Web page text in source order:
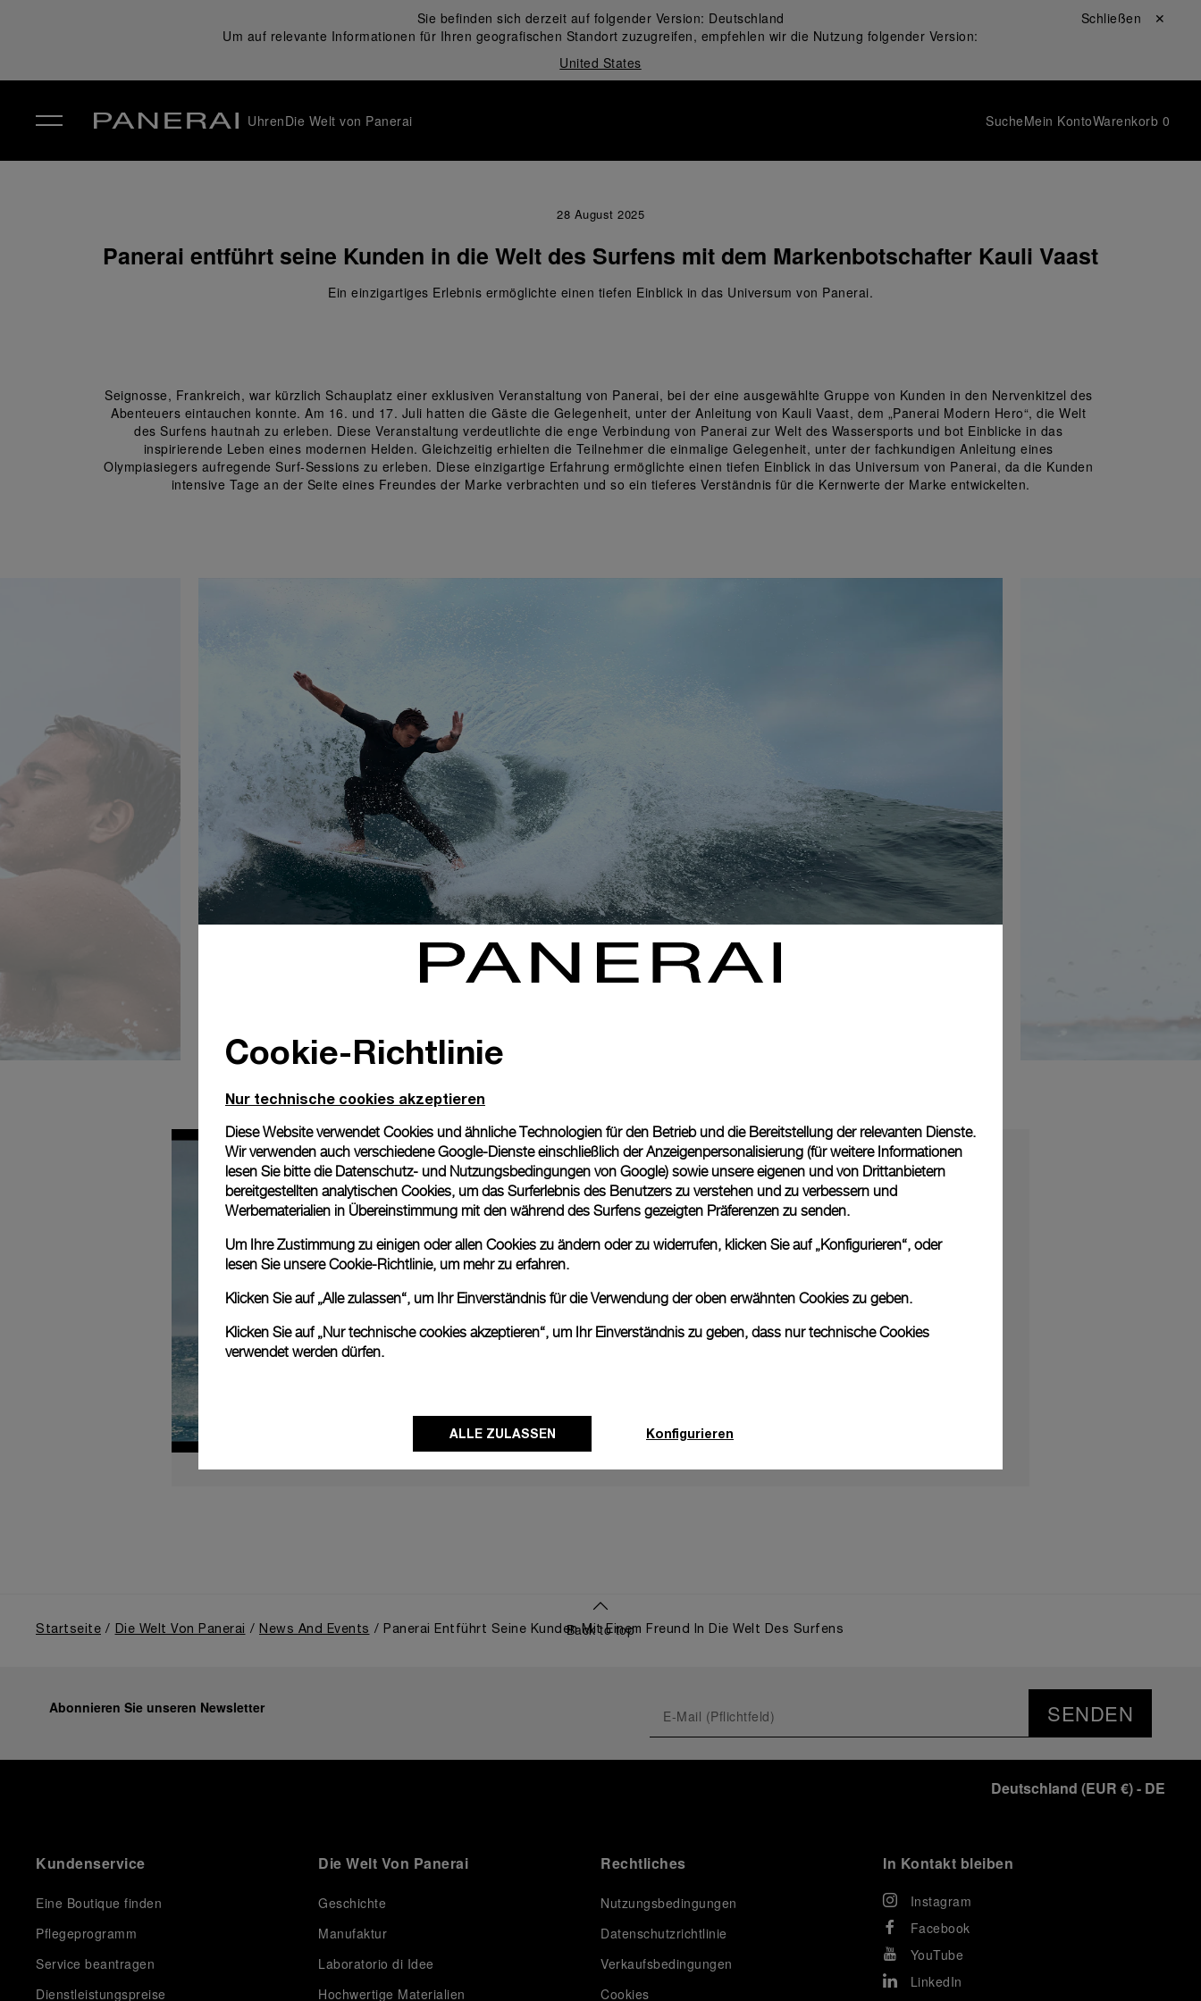
Sie befinden sich derzeit auf folgender Version: Deutschland
Um auf relevante Informationen für Ihren geografischen Standort zuzugreifen, empfehlen wir die Nutzung folgender Version:
United States
Schließen ✕
UhrenDie Welt von Panerai SucheMein KontoWarenkorb 0
28 August 2025
Panerai entführt seine Kunden in die Welt des Surfens mit dem Markenbotschafter Kauli Vaast
Ein einzigartiges Erlebnis ermöglichte einen tiefen Einblick in das Universum von Panerai.
Seignosse, Frankreich, war kürzlich Schauplatz einer exklusiven Veranstaltung von Panerai, bei der eine ausgewählte Gruppe von Kunden in den Nervenkitzel des
Abenteuers eintauchen konnte. Am 16. und 17. Juli hatten die Gäste die Gelegenheit, unter der Anleitung von Kauli Vaast, dem „Panerai Modern Hero“, die Welt
des Surfens hautnah zu erleben. Diese Veranstaltung verdeutlichte die enge Verbindung von Panerai zur Welt des Wassersports und bot Einblicke in das
inspirierende Leben eines modernen Helden. Gleichzeitig erhielten die Teilnehmer die einmalige Gelegenheit, unter der fachkundigen Anleitung eines
Olympiasiegers aufregende Surf-Sessions zu erleben. Diese einzigartige Erfahrung ermöglichte einen tiefen Einblick in das Universum von Panerai, da die Kunden
intensive Tage an der Seite eines Freundes der Marke verbrachten und so ein tieferes Verständnis für die Kernwerte der Marke entwickelten.
WEITERE NEWS
Fortsetzung der Partnerschaft mit Luna Rossa
Startseite Die Welt Von Panerai News And Events Panerai Entführt Seine Kunden Mit Einem Freund In Die Welt Des Surfens
Back to top
Abonnieren Sie unseren Newsletter SENDEN
Deutschland (EUR €)- DE
Kundenservice
Eine Boutique finden
Pflegeprogramm
Service beantragen
Dienstleistungspreise
Die Welt Von Panerai
Geschichte
Manufaktur
Laboratorio di Idee
Hochwertige Materialien
Rechtliches
Nutzungsbedingungen
Datenschutzrichtlinie
Verkaufsbedingungen
Cookies
In Kontakt bleiben
Instagram
Facebook
YouTube
LinkedIn
Cookie-Richtlinie
Nur technische cookies akzeptieren
Diese Website verwendet Cookies und ähnliche Technologien für den Betrieb und die Bereitstellung der relevanten Dienste.
Wir verwenden auch verschiedene Google-Dienste einschließlich der Anzeigenpersonalisierung (für weitere Informationen
lesen Sie bitte die Datenschutz- und Nutzungsbedingungen von Google) sowie unsere eigenen und von Drittanbietern
bereitgestellten analytischen Cookies, um das Surferlebnis des Benutzers zu verstehen und zu verbessern und
Werbematerialien in Übereinstimmung mit den während des Surfens gezeigten Präferenzen zu senden.
Um Ihre Zustimmung zu einigen oder allen Cookies zu ändern oder zu widerrufen, klicken Sie auf „Konfigurieren“, oder
lesen Sie unsereCookie-Richtlinie, um mehr zu erfahren.
Klicken Sie auf „Alle zulassen“, um Ihr Einverständnis für die Verwendung der oben erwähnten Cookies zu geben.
Klicken Sie auf „Nur technische cookies akzeptieren“, um Ihr Einverständnis zu geben, dass nur technische Cookies
verwendet werden dürfen.
ALLE ZULASSEN Konfigurieren